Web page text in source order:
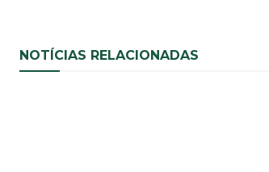
NOTÍCIAS RELACIONADAS